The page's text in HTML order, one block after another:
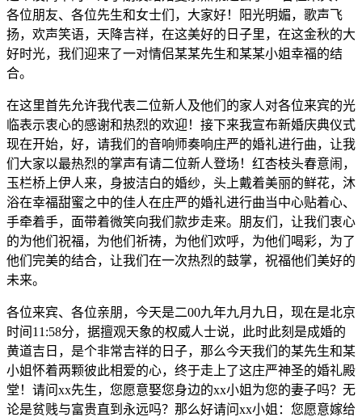
各位朋友、各位先生和女士们，大家好！阳光明媚，歌声飞
扬，欢声笑语，天降吉祥，在这美好的日子里，在这金秋的大
好时光，我们迎来了一对情侣某某先生和某某小姐幸福的结
合。
在这里首先允许我代表二位新人及他们的家人对各位来宾的光
临表示衷心的感谢和热烈的欢迎！接下来我宣布新婚庆典仪式
现在开始，好，请我们的音响师奏响庄严的婚礼进行曲，让我
们大家以最热烈的掌声有请二位新人登场！红杏枝头春意闹，
玉栏桥上伊人来，身披洁白的婚纱，头上戴着美丽的鲜花，沐
浴在幸福甜蜜之中的佳人在庄严的婚礼进行曲当中心贴着心、
手牵着手，面带着微笑向我们款步走来。朋友们，让我们衷心
的为他们祝福，为他们祈祷，为他们欢呼，为他们喝彩，为了
他们完美的结合，让我们在一次热烈的鼓掌，祝福他们美好的
未来。
各位来宾、各位亲朋，今天是二00九年九月九日，现在是北京
时间11:58分，据擅观天象的权威人士说，此时此刻是成婚的
黄道吉日，是个非常吉祥的日子，那么今天我们的某先生和某
小姐怀着两颗彼此相爱的心，终于走上了这庄严神圣的婚礼殿
堂！请问xx先生，您愿意娶您身边的xx小姐为您的妻子吗？无
论是贫贱与富贵直到永远吗？那么好请问xx小姐：您愿意嫁给